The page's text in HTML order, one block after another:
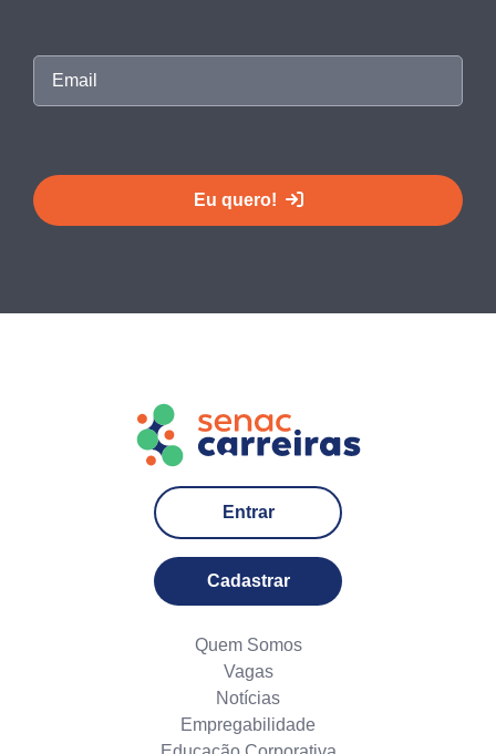
Eu quero!
Entrar
Cadastrar
Quem Somos
Vagas
Notícias
Empregabilidade